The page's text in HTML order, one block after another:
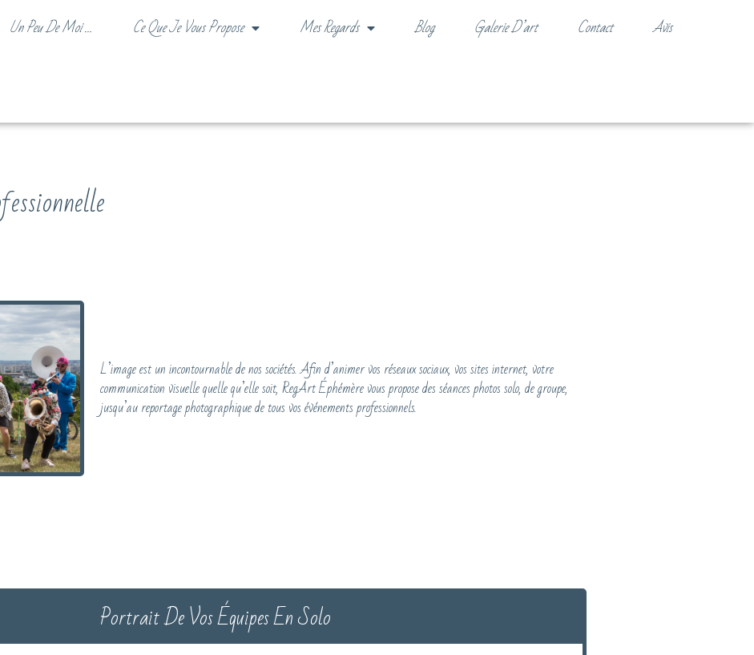
Un Peu De Moi … Ce Que Je Vous Propose Mes Regards Blog Galerie D’art Contact Avis
L’image est un incontournable de nos sociétés. Afin d’animer vos réseaux sociaux, vos sites internet, votre
communication visuelle quelle qu’elle soit, RegArt Éphémère vous propose des séances photos solo, de groupe,
jusqu’au reportage photographique de tous vos événements professionnels.
Portrait De Vos Équipes En Solo